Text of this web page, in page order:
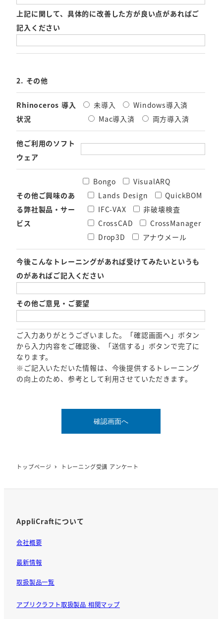
上記に関して、具体的に改善した方が良い点があればご
記入ください
2. その他
Rhinoceros 導入
状況
未導入
Windows導入済
Mac導入済
両方導入済
他ご利用のソフト
ウェア
その他ご興味のあ
る弊社製品・サー
ビス
Bongo
VisualARQ
Lands Design
QuickBOM
IFC-VAX
非破壊検査
CrossCAD
CrossManager
Drop3D
アナウメール
今後こんなトレーニングがあれば受けてみたいというも
のがあればご記入ください
その他ご意見・ご要望
ご入力ありがとうございました。「確認画面へ」ボタン
から入力内容をご確認後、「送信する」ボタンで完了に
なります。
※ご記入いただいた情報は、今後提供するトレーニング
の向上のため、参考として利用させていただきます。
トップページ トレーニング受講 アンケート
AppliCraftについて
会社概要
最新情報
取扱製品一覧
アプリクラフト取扱製品 相関マップ